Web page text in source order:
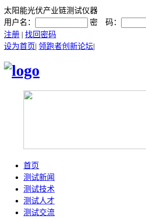
太阳能光伏产业链测试仪器
用户名：
密 码：
注册 | 找回密码
设为首页| 领跑者创新论坛|
首页
测试新闻
测试技术
测试人才
测试交流